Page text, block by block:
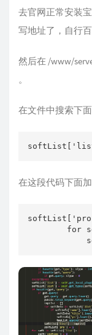
去官网正常安装
写地址了，自行百
然后在 /www/
。
在文件中搜索下
在这段代码下面
for